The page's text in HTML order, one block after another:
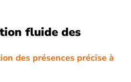
fluide des
des présences précise à